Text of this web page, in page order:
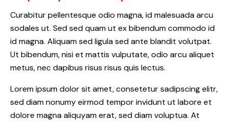
Curabitur pellentesque odio magna, id malesuada arcu
sodales ut. Sed sed quam ut ex bibendum commodo id
id magna. Aliquam sed ligula sed ante blandit volutpat.
Ut bibendum, nisi et mattis vulputate, odio arcu aliquet
metus, nec dapibus risus risus quis lectus.
Lorem ipsum dolor sit amet, consetetur sadipscing elitr,
sed diam nonumy eirmod tempor invidunt ut labore et
dolore magna aliquyam erat, sed diam voluptua. At